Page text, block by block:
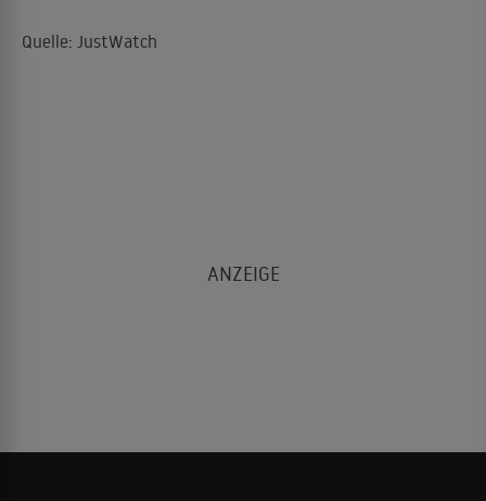
Quelle: JustWatch